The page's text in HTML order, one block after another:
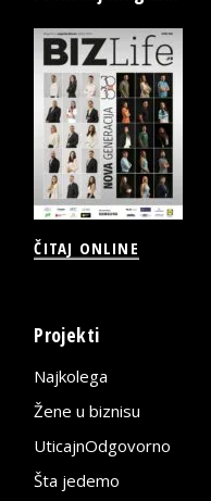
ČITAJ ONLINE
Projekti
Najkolega
Žene u biznisu
UticajnOdgovorno
Šta jedemo